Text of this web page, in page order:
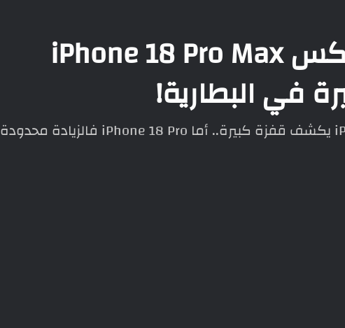
ايفون 18 برو ماكس iPhone 18 Pro Max
في البطارية!
تسريب بطارية iPhone 18 Pro Max يكشف قفزة كبيرة.. أما iPhone 18 Pro فالزيادة محدودة